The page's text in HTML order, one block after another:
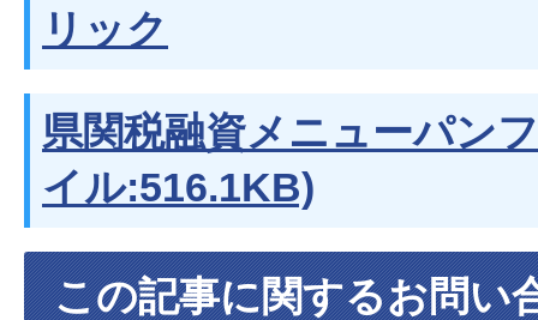
リック
県関税融資メニューパン
イル:516.1KB)
この記事に関するお問い